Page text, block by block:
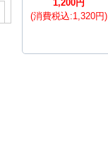
1,200円
(消費税込:1,320円)